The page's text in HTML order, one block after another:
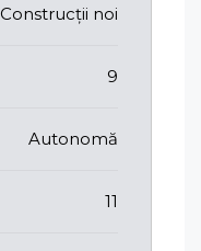
Construcții noi
9
Autonomă
11